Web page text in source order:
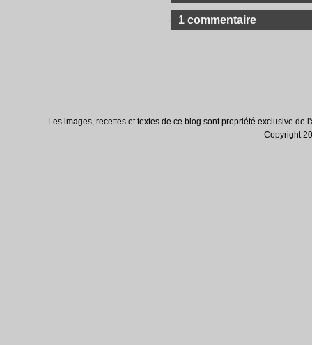
1 commentaire
Les images, recettes et textes de ce blog sont propriété exclusive
Copyright